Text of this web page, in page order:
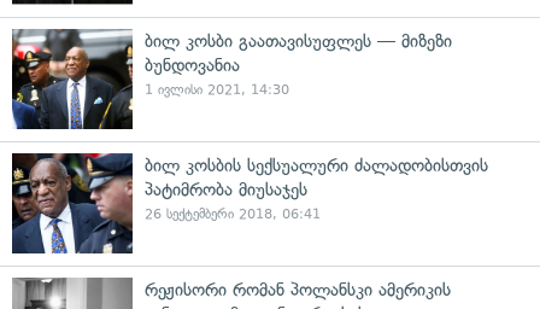
ბილ კოსბი გაათავისუფლეს — მიზეზი
ბუნდოვანია
1 ივლისი 2021, 14:30
ბილ კოსბის სექსუალური ძალადობისთვის
პატიმრობა მიუსაჯეს
26 სექტემბერი 2018, 06:41
რეჟისორი რომან პოლანსკი ამერიკის